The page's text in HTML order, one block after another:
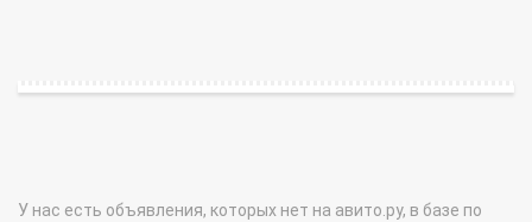
У нас есть объявления, которых нет на авито.ру, в базе по